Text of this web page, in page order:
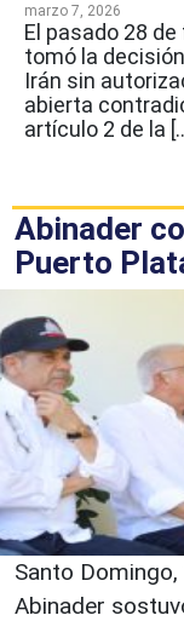
marzo 7, 2026
El pasado 28
tomó la
Irán sin
abierta
artículo 2 de la
Abinader
Puerto
Santo
Abinader